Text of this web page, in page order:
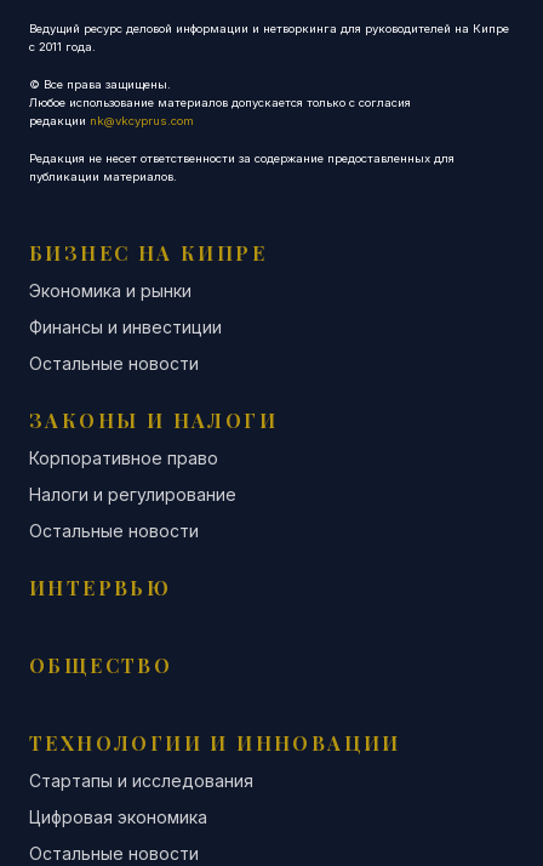
Ведущий ресурс деловой информации и нетворкинга для руководителей на Кипре
с 2011 года.
© Все права защищены.
Любое использование материалов допускается только с согласия
редакции nk@vkcyprus.com
Редакция не несет ответственности за содержание предоставленных для
публикации материалов.
БИЗНЕС НА КИПРЕ
Экономика и рынки
Финансы и инвестиции
Остальные новости
ЗАКОНЫ И НАЛОГИ
Корпоративное право
Налоги и регулирование
Остальные новости
ИНТЕРВЬЮ
ОБЩЕСТВО
ТЕХНОЛОГИИ И ИННОВАЦИИ
Стартапы и исследования
Цифровая экономика
Остальные новости